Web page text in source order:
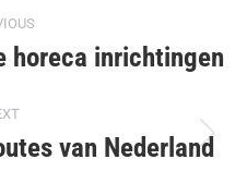
Previous
horeca inrichtingen
Next
van Nederland